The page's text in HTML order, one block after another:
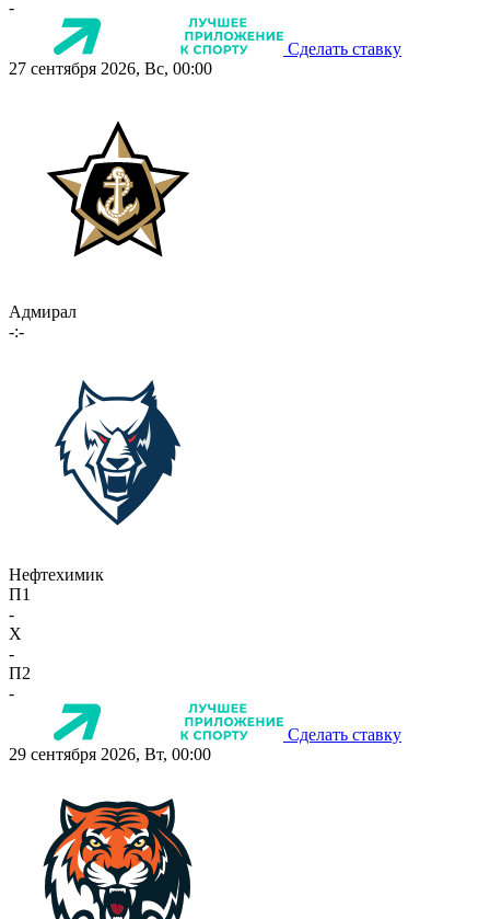
-
Сделать ставку
27 сентября 2026, Вс, 00:00
Адмирал
-:-
Нефтехимик
П1
-
X
-
П2
-
Сделать ставку
29 сентября 2026, Вт, 00:00